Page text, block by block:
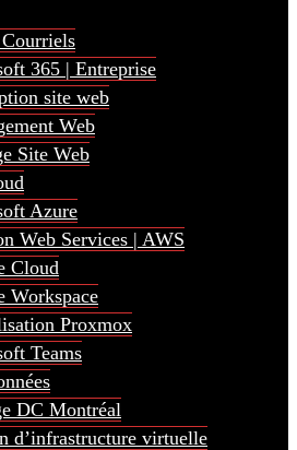
365 | Entreprise
site web
Web
Site Web
Azure
Web Services | AWS
Cloud
Workspace
Proxmox
Teams
DC Montréal
d’infrastructure virtuelle